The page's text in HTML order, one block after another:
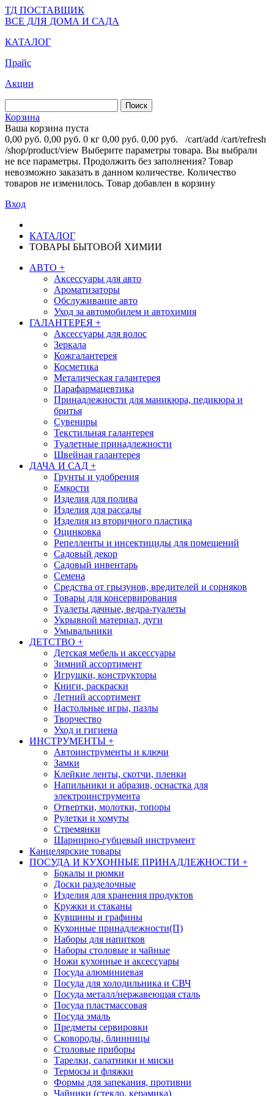
ТД ПОСТАВЩИК
ВСЕ ДЛЯ ДОМА И САДА
КАТАЛОГ
Прайс
Акции
Корзина
Ваша корзина пуста
0,00 руб. 0,00 руб. 0 кг 0,00 руб. 0,00 руб. /cart/add /cart/refresh
/shop/product/view Выберите параметры товара. Вы выбрали
не все параметры. Продолжить без заполнения? Товар
невозможно заказать в данном количестве. Количество
товаров не изменилось. Товар добавлен в корзину
Вход
КАТАЛОГ
ТОВАРЫ БЫТОВОЙ ХИМИИ
АВТО +
Аксессуары для авто
Ароматизаторы
Обслуживание авто
Уход за автомобилем и автохимия
ГАЛАНТЕРЕЯ +
Аксессуары для волос
Зеркала
Кожгалантерея
Косметика
Металическая галантерея
Парафармацевтика
Принадлежности для маникюра, педикюра и
бритья
Сувениры
Текстильная галантерея
Туалетные принадлежности
Швейная галантерея
ДАЧА И САД +
Грунты и удобрения
Емкости
Изделия для полива
Изделия для рассады
Изделия из вторичного пластика
Оцинковка
Репелленты и инсектициды для помещений
Садовый декор
Садовый инвентарь
Семена
Средства от грызунов, вредителей и сорняков
Товары для консервирования
Туалеты дачные, ведра-туалеты
Укрывной материал, дуги
Умывальники
ДЕТСТВО +
Детская мебель и аксессуары
Зимний ассортимент
Игрушки, конструкторы
Книги, раскраски
Летний ассортимент
Настольные игры, пазлы
Творчество
Уход и гигиена
ИНСТРУМЕНТЫ +
Автоинструменты и ключи
Замки
Клейкие ленты, скотчи, пленки
Напильники и абразив, оснастка для
электроинструмента
Отвертки, молотки, топоры
Рулетки и хомуты
Стремянки
Шарнирно-губцевый инструмент
Канцелярские товары
ПОСУДА И КУХОННЫЕ ПРИНАДЛЕЖНОСТИ +
Бокалы и рюмки
Доски разделочные
Изделия для хранения продуктов
Кружки и стаканы
Кувшины и графины
Кухонные принадлежности(П)
Наборы для напитков
Наборы столовые и чайные
Ножи кухонные и аксессуары
Посуда алюминиевая
Посуда для холодильника и СВЧ
Посуда металл/нержавеющая сталь
Посуда пластмассовая
Посуда эмаль
Предметы сервировки
Сковороды, блинницы
Столовые приборы
Тарелки, салатники и миски
Термосы и фляжки
Формы для запекания, противни
Чайники (стекло, керамика)